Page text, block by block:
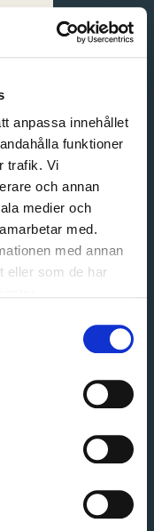
anpassa innehållet
funktioner
trafik. Vi
och annan
medier och
med.
med annan
eller som de har
English
Svenska
Customer service